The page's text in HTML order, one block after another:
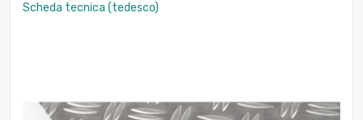
Scheda tecnica (tedesco)